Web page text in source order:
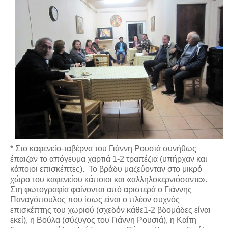
* Στο καφενείο-ταβέρνα του Γιάννη Ρουσιά συνήθως
έπαιζαν το απόγευμα χαρτιά 1-2 τραπέζια (υπήρχαν και
κάποιοι επισκέπτες). Το βράδυ μαζεύονταν στο μικρό
χώρο του καφενείου κάποιοι και «αλληλοκερνιόσαντε».
Στη φωτογραφία φαίνονται από αριστερά ο Γιάννης
Παναγόπουλος που ίσως είναι ο πλέον συχνός
επισκέπτης του χωριού (σχεδόν κάθε1-2 βδομάδες είναι
εκεί), η Βούλα (σύζυγος του Γιάννη Ρουσιά), η Καίτη